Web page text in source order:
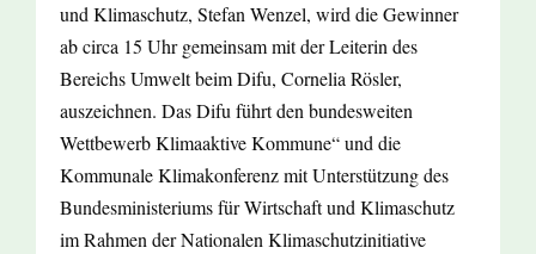
und Klimaschutz, Stefan Wenzel, wird die Gewinner
ab circa 15 Uhr gemeinsam mit der Leiterin des
Bereichs Umwelt beim Difu, Cornelia Rösler,
auszeichnen. Das Difu führt den bundesweiten
Wettbewerb Klimaaktive Kommune“ und die
Kommunale Klimakonferenz mit Unterstützung des
Bundesministeriums für Wirtschaft und Klimaschutz
im Rahmen der Nationalen Klimaschutzinitiative